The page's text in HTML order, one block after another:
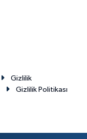
Gizlilik
Gizlilik Politikası